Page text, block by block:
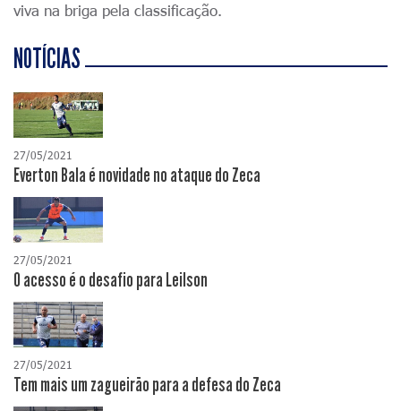
viva na briga pela classificação.
NOTÍCIAS
27/05/2021
Everton Bala é novidade no ataque do Zeca
27/05/2021
O acesso é o desafio para Leilson
27/05/2021
Tem mais um zagueirão para a defesa do Zeca